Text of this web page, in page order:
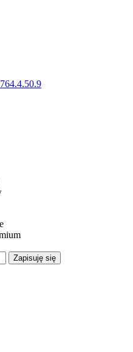
Zapisuję się